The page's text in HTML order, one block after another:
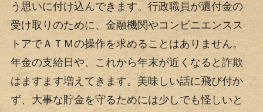
う思いに付け込んできます。行政職員が還付金の
受け取りのために、金融機関やコンビニエンスス
トアでＡＴＭの操作を求めることはありません。
年金の支給日や、これから年末が近くなると詐欺
はますます増えてきます。美味しい話に飛び付か
ず、大事な貯金を守るためには少しでも怪しいと